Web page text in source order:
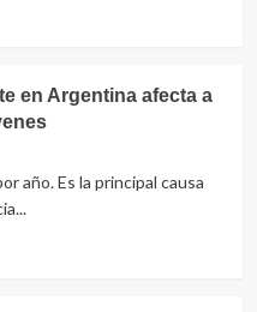
en Argentina afecta a
año. Es la principal causa